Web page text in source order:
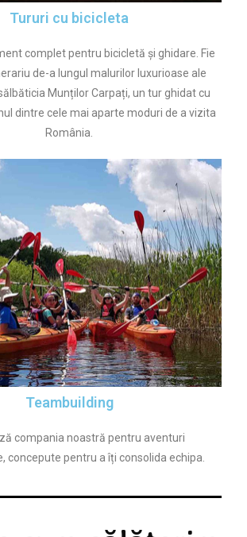
Tururi cu bicicleta
complet pentru bicicletă și ghidare. Fie
de-a lungul malurilor luxurioase ale
Munților Carpați, un tur ghidat cu
dintre cele mai aparte moduri de a vizita
România.
Teambuilding
compania noastră pentru aventuri
concepute pentru a îți consolida echipa.